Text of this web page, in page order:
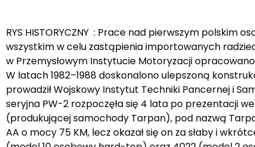
RYS HISTORYCZNY : Prace nad pierwszym
wszystkim w celu zastąpienia importowanych
w Przemysłowym Instytucie Motoryzacji
W latach 1982–1988 doskonalono ulepszoną
prowadził Wojskowy Instytut Techniki Pancernej i
seryjna PW-2 rozpoczęła się 4 lata po prezentacji
(produkującej samochody Tarpan), pod nazwą
AA o mocy 75 KM, lecz okazał się on za słaby i